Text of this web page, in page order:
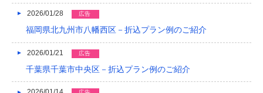
2019/04
2019/01
2026/01/28 広告
福岡県北九州市八幡西区－折込プラン例のご紹介
2026/01/21 広告
千葉県千葉市中央区－折込プラン例のご紹介